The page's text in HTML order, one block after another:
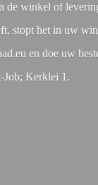
de winkel of
stopt het in uw
en doe uw
Job; Kerklei 1.